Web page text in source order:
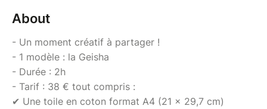
About
- Un moment créatif à partager !
- 1 modèle : la Geisha
- Durée : 2h
- Tarif : 38 € tout compris :
✔ Une toile en coton format A4 (21 x 29,7 cm)